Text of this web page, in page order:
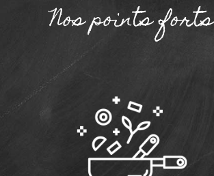
Nos points forts